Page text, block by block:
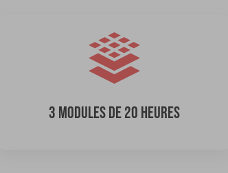
3 MODULES DE 20 HEURES